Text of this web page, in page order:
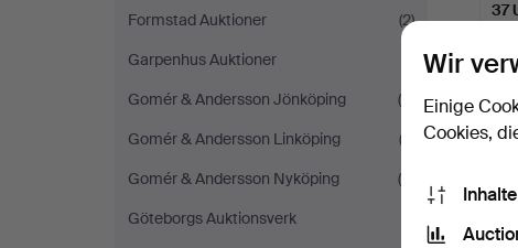
Formstad Auktioner
(2)
Garpenhus Auktioner
Gomér & Andersson Jönköping
(5)
Gomér & Andersson Linköping
(2)
Gomér & Andersson Nyköping
(4)
Göteborgs Auktionsverk
37
Wir
Einige
Cookies,